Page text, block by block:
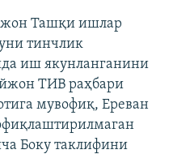
Ташқи ишлар
тинчлик
иш якунланганини
ТИВ раҳбари
мувофиқ, Ереван
Боку таклифини